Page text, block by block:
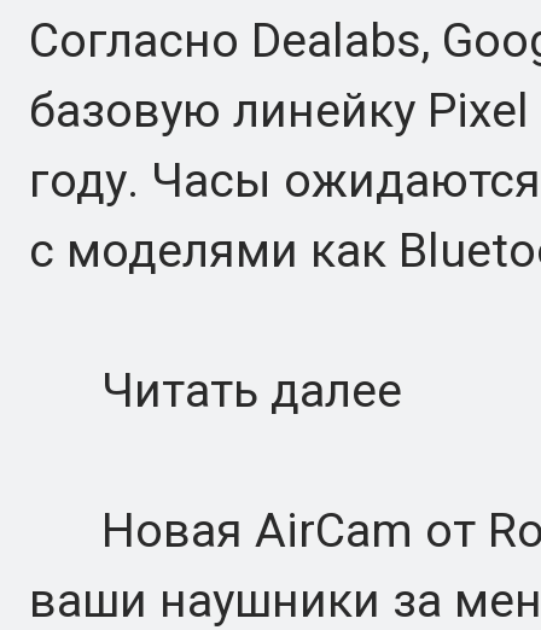
Согласно Dealabs,
базовую линейку
году. Часы
с моделями как
Читать далее
Новая AirCam от
ваши наушники за